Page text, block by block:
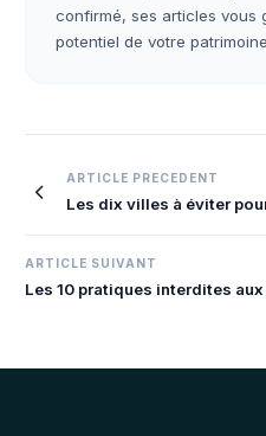
confirmé, ses articles vous
potentiel de votre
Navigation
ARTICLE PRECEDENT
Les dix villes à éviter
ARTICLE SUIVANT
Les 10 pratiques interdites